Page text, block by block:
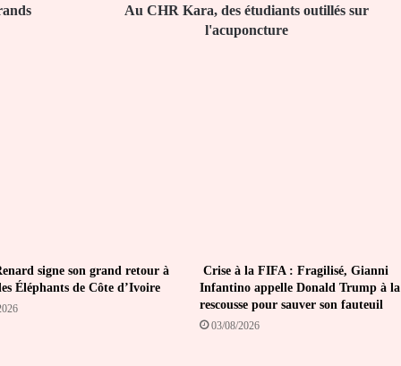
Au CHR Kara, des étudiants outillés sur
l'acuponcture
signe son grand retour à
Éléphants de Côte d’Ivoire
Crise à la FIFA : Fragilisé, Gianni
Infantino appelle Donald Trump à la
rescousse pour sauver son fauteuil
03/08/2026